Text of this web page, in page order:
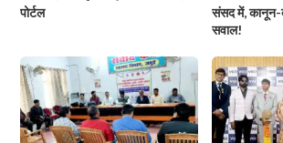
पोर्टल
संसद में, कानून-
सवाल!